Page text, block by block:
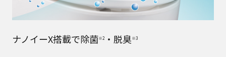
ナノイーX搭載で除菌※2・脱臭※3